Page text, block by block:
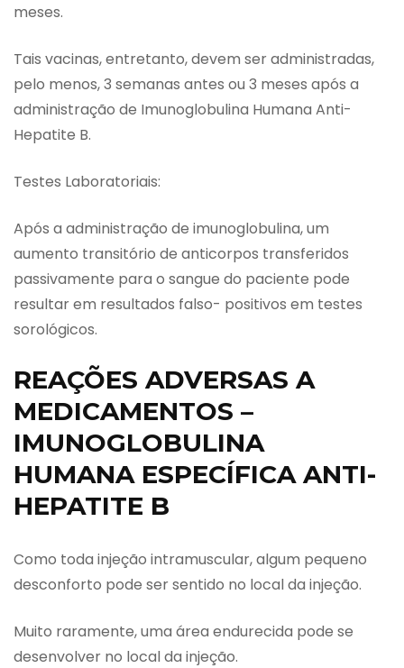
meses.
Tais vacinas, entretanto, devem ser administradas,
pelo menos, 3 semanas antes ou 3 meses após a
administração de Imunoglobulina Humana Anti-
Hepatite B.
Testes Laboratoriais:
Após a administração de imunoglobulina, um
aumento transitório de anticorpos transferidos
passivamente para o sangue do paciente pode
resultar em resultados falso- positivos em testes
sorológicos.
REAÇÕES ADVERSAS A
MEDICAMENTOS –
IMUNOGLOBULINA
HUMANA ESPECÍFICA ANTI-
HEPATITE B
Como toda injeção intramuscular, algum pequeno
desconforto pode ser sentido no local da injeção.
Muito raramente, uma área endurecida pode se
desenvolver no local da injeção.